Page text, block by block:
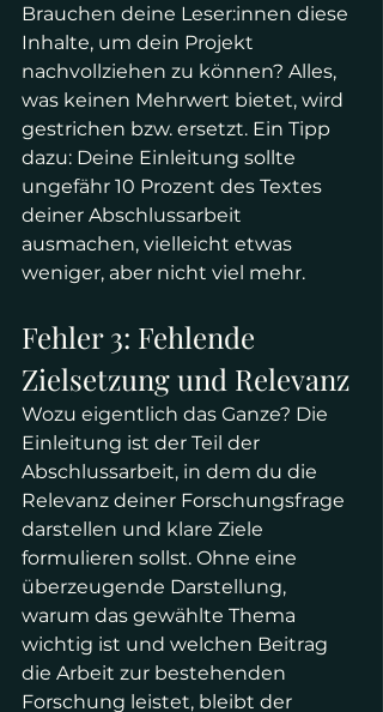
Brauchen deine Leser:innen diese
Inhalte, um dein Projekt
nachvollziehen zu können? Alles,
was keinen Mehrwert bietet, wird
gestrichen bzw. ersetzt. Ein Tipp
dazu: Deine Einleitung sollte
ungefähr 10 Prozent des Textes
deiner Abschlussarbeit
ausmachen, vielleicht etwas
weniger, aber nicht viel mehr.
Fehler 3: Fehlende
Zielsetzung und Relevanz
Wozu eigentlich das Ganze? Die
Einleitung ist der Teil der
Abschlussarbeit, in dem du die
Relevanz deiner Forschungsfrage
darstellen und klare Ziele
formulieren sollst. Ohne eine
überzeugende Darstellung,
warum das gewählte Thema
wichtig ist und welchen Beitrag
die Arbeit zur bestehenden
Forschung leistet, bleibt der